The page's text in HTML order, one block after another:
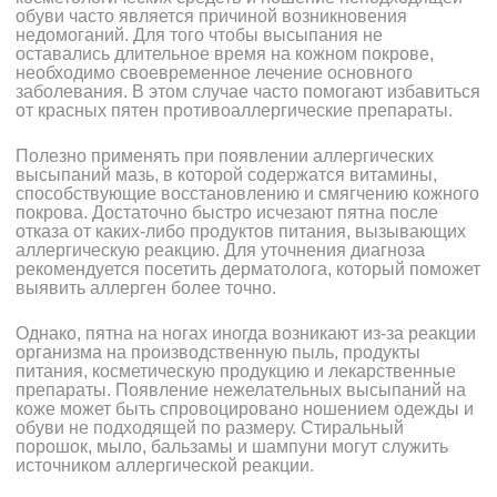
обуви часто является причиной возникновения
недомоганий. Для того чтобы высыпания не
оставались длительное время на кожном покрове,
необходимо своевременное лечение основного
заболевания. В этом случае часто помогают избавиться
от красных пятен противоаллергические препараты.
Полезно применять при появлении аллергических
высыпаний мазь, в которой содержатся витамины,
способствующие восстановлению и смягчению кожного
покрова. Достаточно быстро исчезают пятна после
отказа от каких-либо продуктов питания, вызывающих
аллергическую реакцию. Для уточнения диагноза
рекомендуется посетить дерматолога, который поможет
выявить аллерген более точно.
Однако, пятна на ногах иногда возникают из-за реакции
организма на производственную пыль, продукты
питания, косметическую продукцию и лекарственные
препараты. Появление нежелательных высыпаний на
коже может быть спровоцировано ношением одежды и
обуви не подходящей по размеру. Стиральный
порошок, мыло, бальзамы и шампуни могут служить
источником аллергической реакции.